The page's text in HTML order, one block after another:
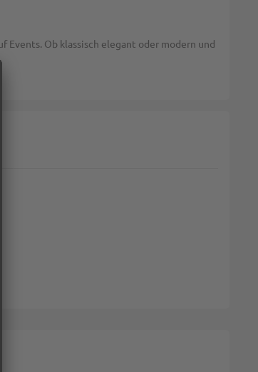
Events. Ob klassisch elegant oder modern und